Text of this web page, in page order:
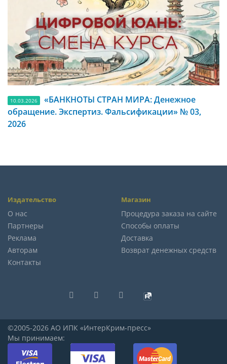
10.03.2026
«БАНКНОТЫ СТРАН МИРА: Денежное
обращение. Экспертиз. Фальсификации» № 03,
2026
Издательство
О нас
Партнеры
Реклама
Авторам
Контакты
Магазин
Процедура заказа на сайте
Способы оплаты
Доставка
Возврат денежных средств
©2005-2026 АО ИПК «ИнтерКрим-пресс»
Мы принимаем: